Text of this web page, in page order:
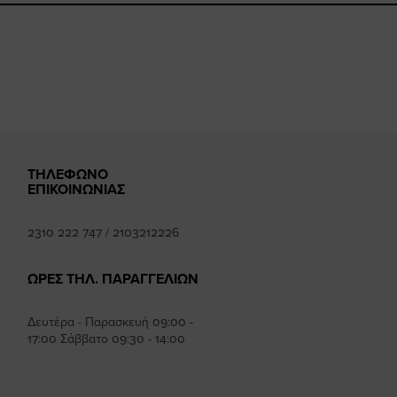
ΤΗΛΕΦΩΝΟ
ΕΠΙΚΟΙΝΩΝΙΑΣ
2310 222 747 / 2103212226
ΩΡΕΣ ΤΗΛ. ΠΑΡΑΓΓΕΛΙΩΝ
Δευτέρα - Παρασκευή 09:00 -
17:00 Σάββατο 09:30 - 14:00